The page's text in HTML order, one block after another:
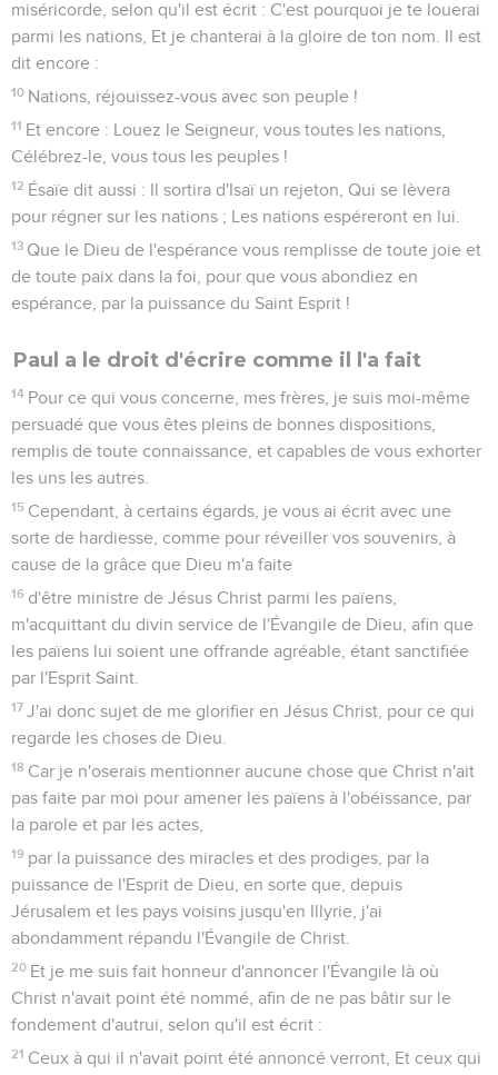
miséricorde, selon qu'il est écrit : C'est pourquoi je te louerai
parmi les nations, Et je chanterai à la gloire de ton nom. Il est
dit encore :
10 Nations, réjouissez-vous avec son peuple !
11 Et encore : Louez le Seigneur, vous toutes les nations,
Célébrez-le, vous tous les peuples !
12 Ésaïe dit aussi : Il sortira d'Isaï un rejeton, Qui se lèvera
pour régner sur les nations ; Les nations espéreront en lui.
13 Que le Dieu de l'espérance vous remplisse de toute joie et
de toute paix dans la foi, pour que vous abondiez en
espérance, par la puissance du Saint Esprit !
Paul a le droit d'écrire comme il l'a fait
14 Pour ce qui vous concerne, mes frères, je suis moi-même
persuadé que vous êtes pleins de bonnes dispositions,
remplis de toute connaissance, et capables de vous exhorter
les uns les autres.
15 Cependant, à certains égards, je vous ai écrit avec une
sorte de hardiesse, comme pour réveiller vos souvenirs, à
cause de la grâce que Dieu m'a faite
16 d'être ministre de Jésus Christ parmi les païens,
m'acquittant du divin service de l'Évangile de Dieu, afin que
les païens lui soient une offrande agréable, étant sanctifiée
par l'Esprit Saint.
17 J'ai donc sujet de me glorifier en Jésus Christ, pour ce qui
regarde les choses de Dieu.
18 Car je n'oserais mentionner aucune chose que Christ n'ait
pas faite par moi pour amener les païens à l'obéissance, par
la parole et par les actes,
19 par la puissance des miracles et des prodiges, par la
puissance de l'Esprit de Dieu, en sorte que, depuis
Jérusalem et les pays voisins jusqu'en Illyrie, j'ai
abondamment répandu l'Évangile de Christ.
20 Et je me suis fait honneur d'annoncer l'Évangile là où
Christ n'avait point été nommé, afin de ne pas bâtir sur le
fondement d'autrui, selon qu'il est écrit :
21 Ceux à qui il n'avait point été annoncé verront, Et ceux qui